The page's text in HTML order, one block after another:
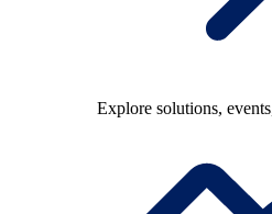
Explore solutions,